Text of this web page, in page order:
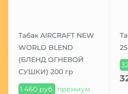
Табак AIRCRAFT NEW
WORLD BLEND
(БЛЕНД ОГНЕВОЙ
СУШКИ) 200 гр
1 460 руб. премиум